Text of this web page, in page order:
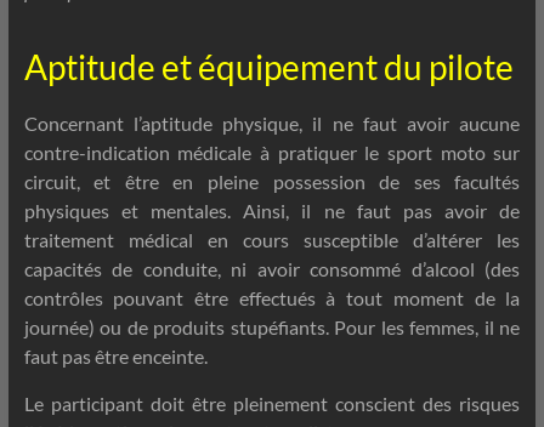
Aptitude et équipement du pilote
Concernant l’aptitude physique, il ne faut avoir aucune
contre-indication médicale à pratiquer le sport moto sur
circuit, et être en pleine possession de ses facultés
physiques et mentales. Ainsi, il ne faut pas avoir de
traitement médical en cours susceptible d’altérer les
capacités de conduite, ni avoir consommé d’alcool (des
contrôles pouvant être effectués à tout moment de la
journée) ou de produits stupéfiants. Pour les femmes, il ne
faut pas être enceinte.
Le participant doit être pleinement conscient des risques